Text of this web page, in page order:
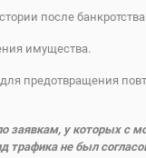
после
имущества.
предотвращения
заявкам, у которых с
не был